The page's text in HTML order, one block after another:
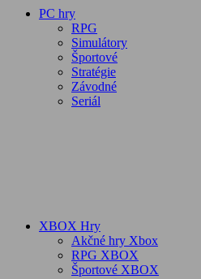
PC hry
RPG
Simulátory
Športové
Stratégie
Závodné
Seriál
XBOX Hry
Akčné hry Xbox
RPG XBOX
Športové XBOX